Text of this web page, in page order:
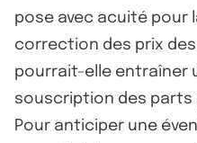
pose avec acuité pour
correction des prix
pourrait-elle entraîner
souscription des parts
Pour anticiper une